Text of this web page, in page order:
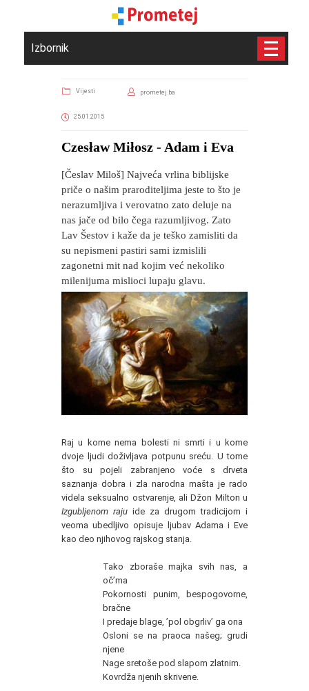
Izbornik
Vijesti prometej.ba
25.01.2015
Czesław Miłosz - Adam i Eva
[Česlav Miloš] Najveća vrlina biblijske
priče o našim praroditeljima jeste to što je
nerazumljiva i verovatno zato deluje na
nas jače od bilo čega razumljivog. Zato
Lav Šestov i kaže da je teško zamisliti da
su nepismeni pastiri sami izmislili
zagonetni mit nad kojim već nekoliko
milenijuma mislioci lupaju glavu.
Raj u kome nema bolesti ni smrti i u kome
dvoje ljudi doživljava potpunu sreću. U tome
što su pojeli zabranjeno voće s drveta
saznanja dobra i zla narodna mašta je rado
videla seksualno ostvarenje, ali Džon Milton u
Izgubljenom raju ide za drugom tradicijom i
veoma ubedljivo opisuje ljubav Adama i Eve
kao deo njihovog rajskog stanja.
Tako zboraše majka svih nas, a
oč’ma
Pokornosti punim, bespogovorne,
bračne
I predaje blage, ’pol obgrliv’ ga ona
Osloni se na praoca našeg; grudi
njene
Nage sretoše pod slapom zlatnim.
Kovrdža njenih skrivene.